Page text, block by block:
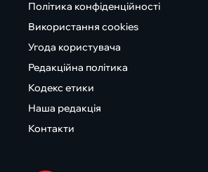
Політика конфіденційності
Використання cookies
Угода користувача
Редакційна політика
Кодекс етики
Наша редакція
Контакти